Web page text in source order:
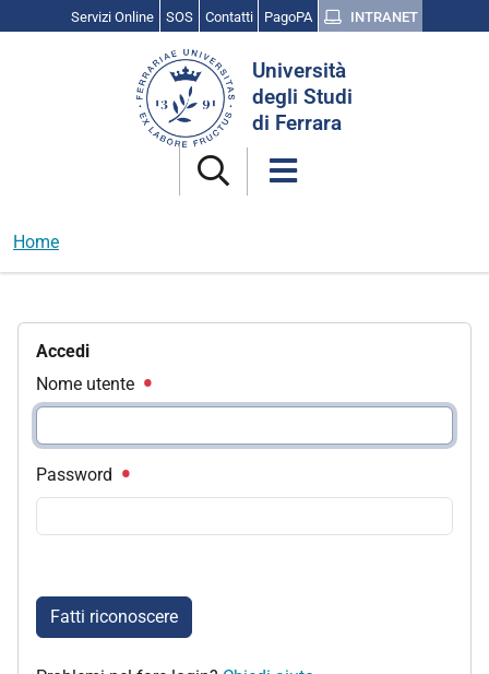
Servizi Online SOS Contatti PagoPA INTRANET
Università
degli Studi
di Ferrara
Home
Accedi
Nome utente
Password
Fatti riconoscere